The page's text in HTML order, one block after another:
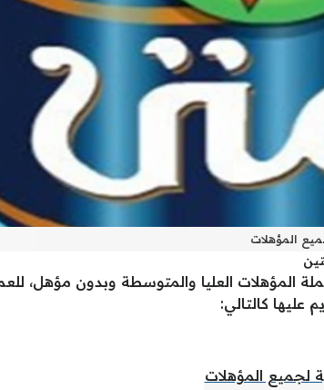
المؤهلات
المؤهلات العليا والمتوسطة وبدون مؤهل،
كالتالي: